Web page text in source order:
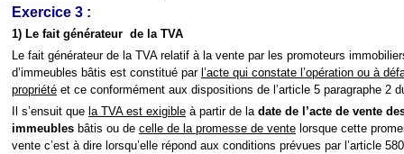
Exercice 3 :
1) Le fait générateur de la TVA
Le fait générateur de la TVA relatif à la vente par les promoteurs
d’immeubles bâtis est constitué par l’acte qui constate l’opération ou à
propriété et ce conformément aux dispositions de l’article 5 paragraphe 2
Il s’ensuit que la TVA est exigible à partir de la date de l’acte de vente
immeubles bâtis ou de celle de la promesse de vente lorsque cette
vente c’est à dire lorsqu’elle répond aux conditions prévues par l’article